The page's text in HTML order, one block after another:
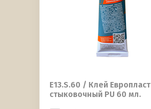
E13.S.60 / Клей Европласт
стыковочный PU 60 мл.